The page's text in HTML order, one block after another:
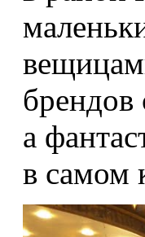
а
в самом